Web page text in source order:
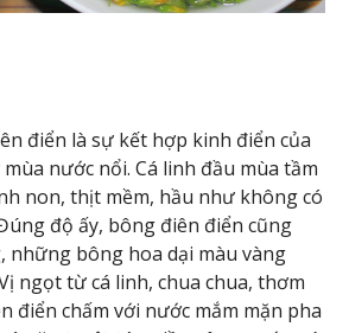
điển là sự kết hợp kinh điển của
nước nổi. Cá linh đầu mùa tầm
non, thịt mềm, hầu như không có
độ ấy, bông điên điển cũng
những bông hoa dại màu vàng
ngọt từ cá linh, chua chua, thơm
điển chấm với nước mắm mặn pha